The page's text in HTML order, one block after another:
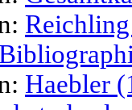
Haebler